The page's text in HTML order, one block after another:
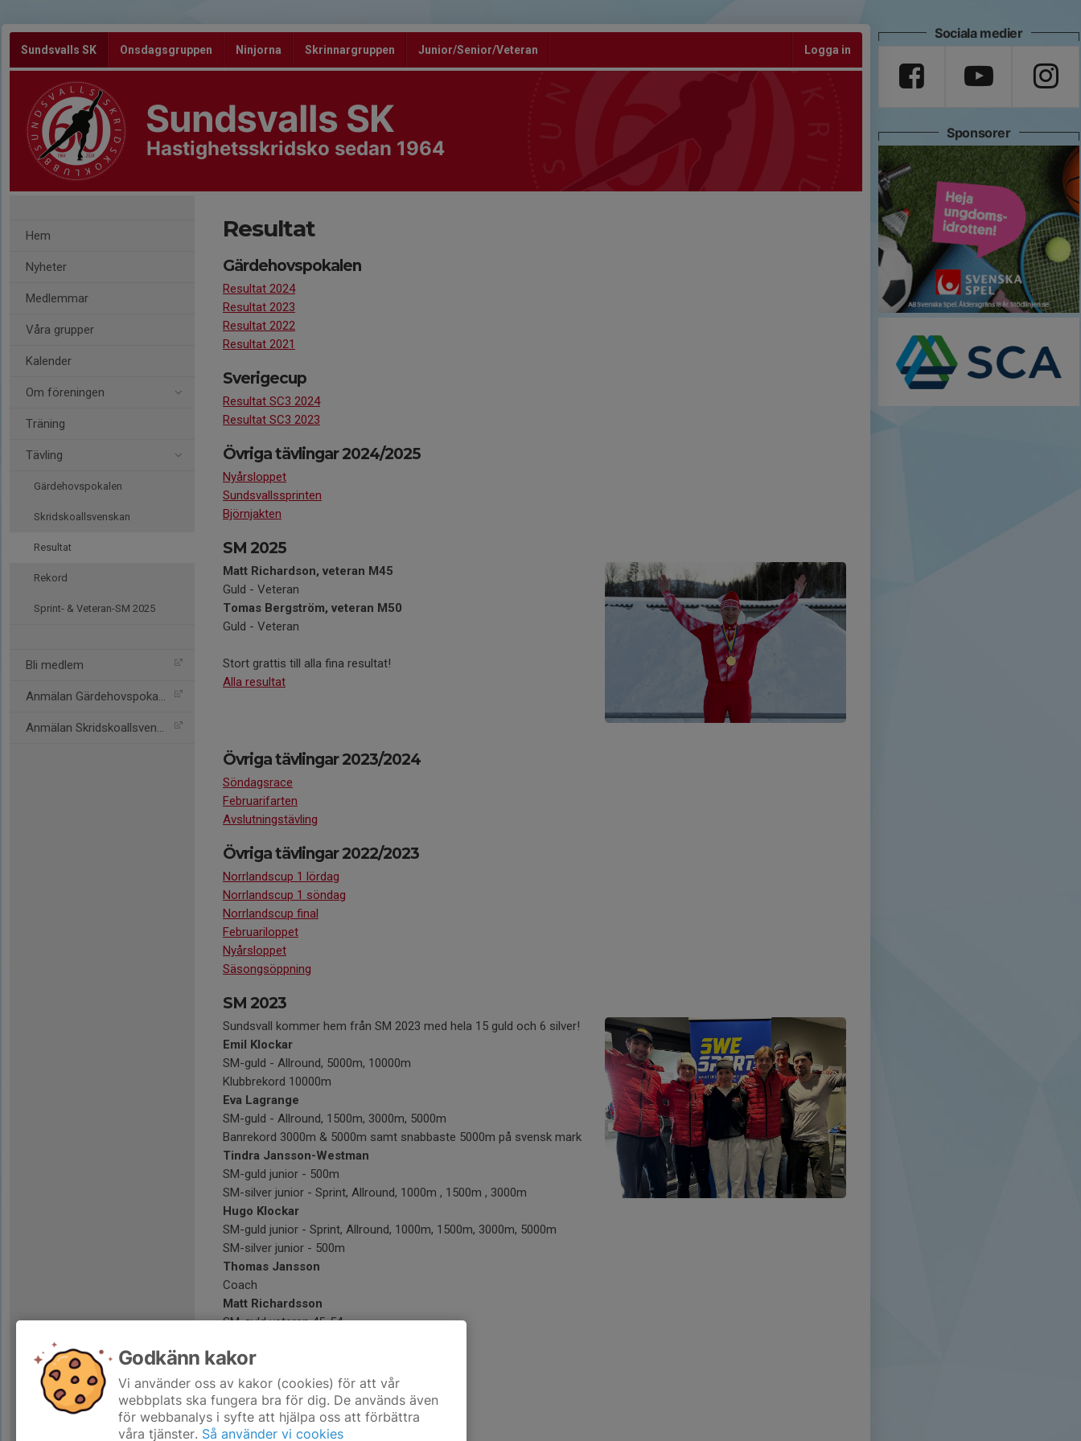
Sundsvalls SK Onsdagsgruppen Ninjorna Skrinnargruppen Junior/Senior/Veteran Logga in
Sundsvalls SK
Hastighetsskridsko sedan 1964
Hem
Nyheter
Medlemmar
Våra grupper
Kalender
Om föreningen
Träning
Tävling
Gärdehovspokalen
Skridskoallsvenskan
Resultat
Rekord
Sprint- & Veteran-SM 2025
Bli medlem
Anmälan Gärdehovspokalen
Anmälan Skridskoallsvensk
Resultat
Gärdehovspokalen
Resultat 2024
Resultat 2023
Resultat 2022
Resultat 2021
Sverigecup
Resultat SC3 2024
Resultat SC3 2023
Övriga tävlingar 2024/2025
Nyårsloppet
Sundsvallssprinten
Björnjakten
SM 2025
Matt Richardson, veteran M45
Guld - Veteran
Tomas Bergström, veteran M50
Guld - Veteran
Stort grattis till alla fina resultat!
Alla resultat
Övriga tävlingar 2023/2024
Söndagsrace
Februarifarten
Avslutningstävling
Övriga tävlingar 2022/2023
Norrlandscup 1 lördag
Norrlandscup 1 söndag
Norrlandscup final
Februariloppet
Nyårsloppet
Säsongsöppning
SM 2023
Sundsvall kommer hem från SM 2023 med hela 15 guld och 6 silver!
Emil Klockar
SM-guld - Allround, 5000m, 10000m
Klubbrekord 10000m
Eva Lagrange
SM-guld - Allround, 1500m, 3000m, 5000m
Banrekord 3000m & 5000m samt snabbaste 5000m på svensk mark
Tindra Jansson-Westman
SM-guld junior - 500m
SM-silver junior - Sprint, Allround, 1000m , 1500m , 3000m
Hugo Klockar
SM-guld junior - Sprint, Allround, 1000m, 1500m, 3000m, 5000m
SM-silver junior - 500m
Thomas Jansson
Coach
Matt Richardsson
SM-guld veteran 45-54
Resultat < 2022
USM 2019
Sociala medier
Sponsorer
Godkänn kakor
Vi använder oss av kakor (cookies) för att vår
webbplats ska fungera bra för dig. De används även
för webbanalys i syfte att hjälpa oss att förbättra
våra tjänster. Så använder vi cookies